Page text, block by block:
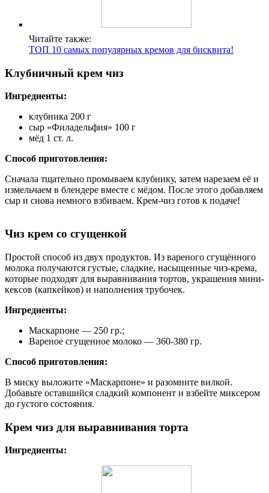
Читайте также:
ТОП 10 самых популярных кремов для бисквита!
Клубничный крем чиз
Ингредиенты:
клубника 200 г
сыр «Филадельфия» 100 г
мёд 1 ст. л.
Способ приготовления:
Сначала тщательно промываем клубнику, затем нарезаем её и
измельчаем в блендере вместе с мёдом. После этого добавляем
сыр и снова немного взбиваем. Крем-чиз готов к подаче!
Чиз крем со сгущенкой
Простой способ из двух продуктов. Из вареного сгущённого
молока получаются густые, сладкие, насыщенные чиз-крема,
которые подходят для выравнивания тортов, украшения мини-
кексов (капкейков) и наполнения трубочек.
Ингредиенты:
Маскарпоне — 250 гр.;
Вареное сгущенное молоко — 360-380 гр.
Способ приготовления:
В миску выложите «Маскарпоне» и разомните вилкой.
Добавьте оставшийся сладкий компонент и взбейте миксером
до густого состояния.
Крем чиз для выравнивания торта
Ингредиенты: